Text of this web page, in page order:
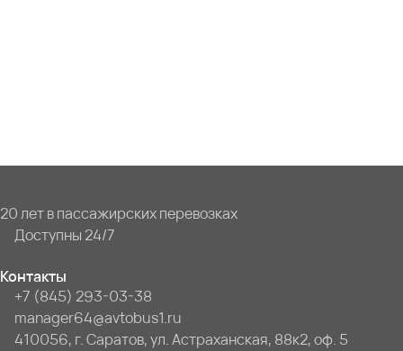
20 лет в пассажирских перевозках
Доступны 24/7
Контакты
+7 (845) 293-03-38
manager64@avtobus1.ru
410056, г. Саратов, ул. Астраханская, 88к2, оф. 5